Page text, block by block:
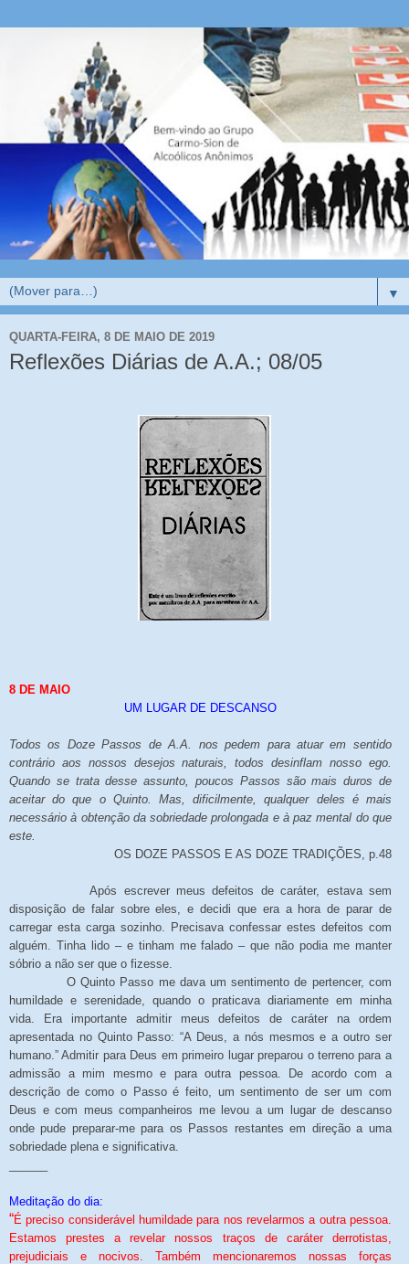
▼
QUARTA-FEIRA, 8 DE MAIO DE 2019
Reflexões Diárias de A.A.; 08/05
8 DE MAIO
UM LUGAR DE DESCANSO
Todos os Doze Passos de A.A. nos pedem para atuar em sentido
contrário aos nossos desejos naturais, todos desinflam nosso ego.
Quando se trata desse assunto, poucos Passos são mais duros de
aceitar do que o Quinto. Mas, dificilmente, qualquer deles é mais
necessário à obtenção da sobriedade prolongada e à paz mental do que
este.
OS DOZE PASSOS E AS DOZE TRADIÇÕES, p.48
Após escrever meus defeitos de caráter, estava sem
disposição de falar sobre eles, e decidi que era a hora de parar de
carregar esta carga sozinho. Precisava confessar estes defeitos com
alguém. Tinha lido – e tinham me falado – que não podia me manter
sóbrio a não ser que o fizesse.
O Quinto Passo me dava um sentimento de pertencer, com
humildade e serenidade, quando o praticava diariamente em minha
vida. Era importante admitir meus defeitos de caráter na ordem
apresentada no Quinto Passo: “A Deus, a nós mesmos e a outro ser
humano.” Admitir para Deus em primeiro lugar preparou o terreno para a
admissão a mim mesmo e para outra pessoa. De acordo com a
descrição de como o Passo é feito, um sentimento de ser um com
Deus e com meus companheiros me levou a um lugar de descanso
onde pude preparar-me para os Passos restantes em direção a uma
sobriedade plena e significativa.
Meditação do dia:
“É preciso considerável humildade para nos revelarmos a outra pessoa.
Estamos prestes a revelar nossos traços de caráter derrotistas,
prejudiciais e nocivos. Também mencionaremos nossas forças